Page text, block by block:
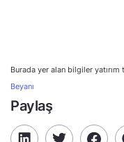
Burada yer alan bilgiler
Beyanı
Paylaş